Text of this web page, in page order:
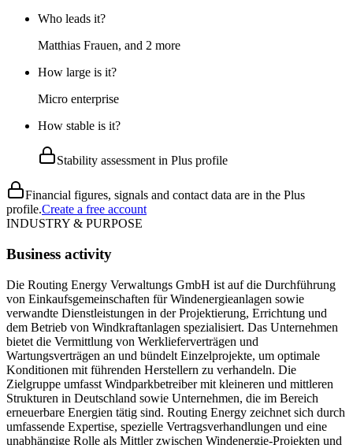
Who leads it?
Matthias Frauen, and 2 more
How large is it?
Micro enterprise
How stable is it?
Stability assessment in Plus profile
Financial figures, signals and contact data are in the Plus
profile.Create a free account
INDUSTRY & PURPOSE
Business activity
Die Routing Energy Verwaltungs GmbH ist auf die Durchführung
von Einkaufsgemeinschaften für Windenergieanlagen sowie
verwandte Dienstleistungen in der Projektierung, Errichtung und
dem Betrieb von Windkraftanlagen spezialisiert. Das Unternehmen
bietet die Vermittlung von Werklieferverträgen und
Wartungsverträgen an und bündelt Einzelprojekte, um optimale
Konditionen mit führenden Herstellern zu verhandeln. Die
Zielgruppe umfasst Windparkbetreiber mit kleineren und mittleren
Strukturen in Deutschland sowie Unternehmen, die im Bereich
erneuerbare Energien tätig sind. Routing Energy zeichnet sich durch
umfassende Expertise, spezielle Vertragsverhandlungen und eine
unabhängige Rolle als Mittler zwischen Windenergie-Projekten und